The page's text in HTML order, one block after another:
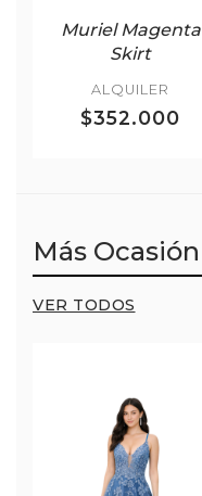
Muriel Magenta
Skirt
ALQUILER
$352.000
Más Ocasión
VER TODOS